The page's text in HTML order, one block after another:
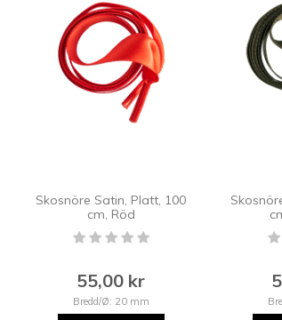
Skosnöre Satin, Platt, 100
cm, Röd
55,00 kr
Bredd/Ø: 20 mm